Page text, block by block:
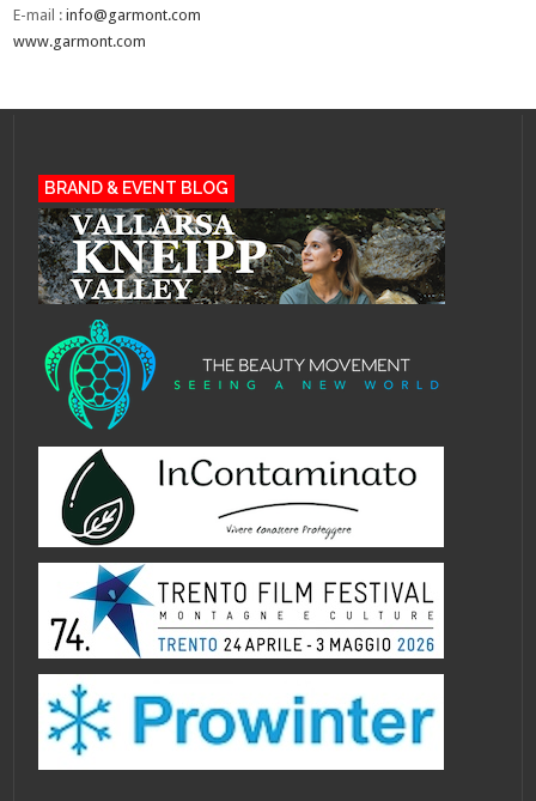
E-mail :info@garmont.com
www.garmont.com
BRAND & EVENT BLOG